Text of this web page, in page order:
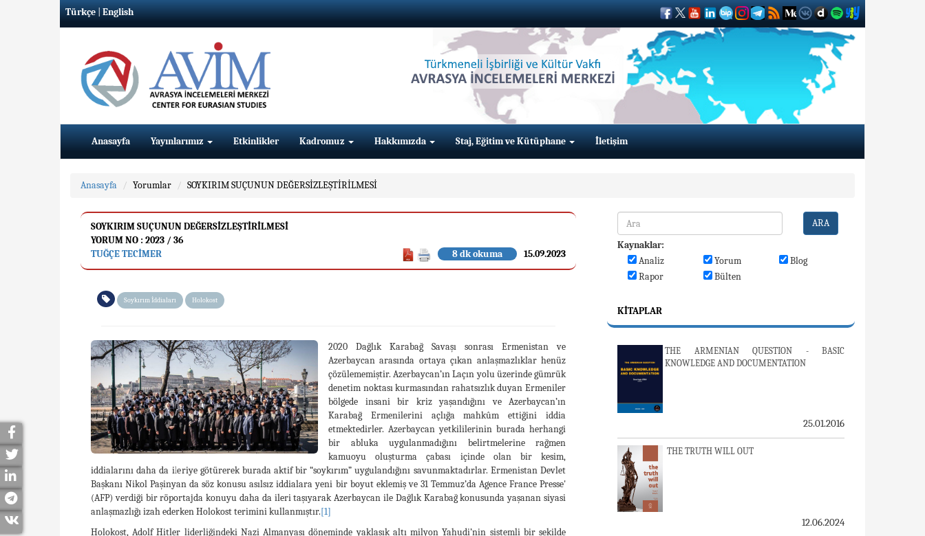
Türkçe|English
Anasayfa Yayınlarımız Etkinlikler Kadromuz Hakkımızda Staj, Eğitim ve Kütüphane İletişim
Anasayfa Yorumlar SOYKIRIM SUÇUNUN DEĞERSİZLEŞTİRİLMESİ
SOYKIRIM SUÇUNUN DEĞERSİZLEŞTİRİLMESİ
YORUM NO : 2023 / 36
TUĞÇE TECİMER
15.09.2023
8 dk okuma
Soykırım İddiaları Holokost
2020 Dağlık Karabağ Savaşı sonrası Ermenistan ve
Azerbaycan arasında ortaya çıkan anlaşmazlıklar henüz
çözülememiştir. Azerbaycan’ın Laçın yolu üzerinde gümrük
denetim noktası kurmasından rahatsızlık duyan Ermeniler
bölgede insani bir kriz yaşandığını ve Azerbaycan’ın
Karabağ Ermenilerini açlığa mahkûm ettiğini iddia
etmektedirler. Azerbaycan yetkililerinin burada herhangi
bir abluka uygulanmadığını belirtmelerine rağmen
kamuoyu oluşturma çabası içinde olan bir kesim,
iddialarını daha da ileriye götürerek burada aktif bir “soykırım” uygulandığını savunmaktadırlar. Ermenistan Devlet
Başkanı Nikol Paşinyan da söz konusu asılsız iddialara yeni bir boyut eklemiş ve 31 Temmuz’da Agence France Presse'
(AFP) verdiği bir röportajda konuyu daha da ileri taşıyarak Azerbaycan ile Dağlık Karabağ konusunda yaşanan siyasi
anlaşmazlığı izah ederken Holokost terimini kullanmıştır.[1]
Holokost, Adolf Hitler liderliğindeki Nazi Almanyası döneminde yaklaşık altı milyon Yahudi’nin sistemli bir şekilde
ARA
Kaynaklar:
Analiz
Yorum
Blog
Rapor
Bülten
KITAPLAR
THE ARMENIAN QUESTION - BASIC
KNOWLEDGE AND DOCUMENTATION
25.01.2016
THE TRUTH WILL OUT
12.06.2024